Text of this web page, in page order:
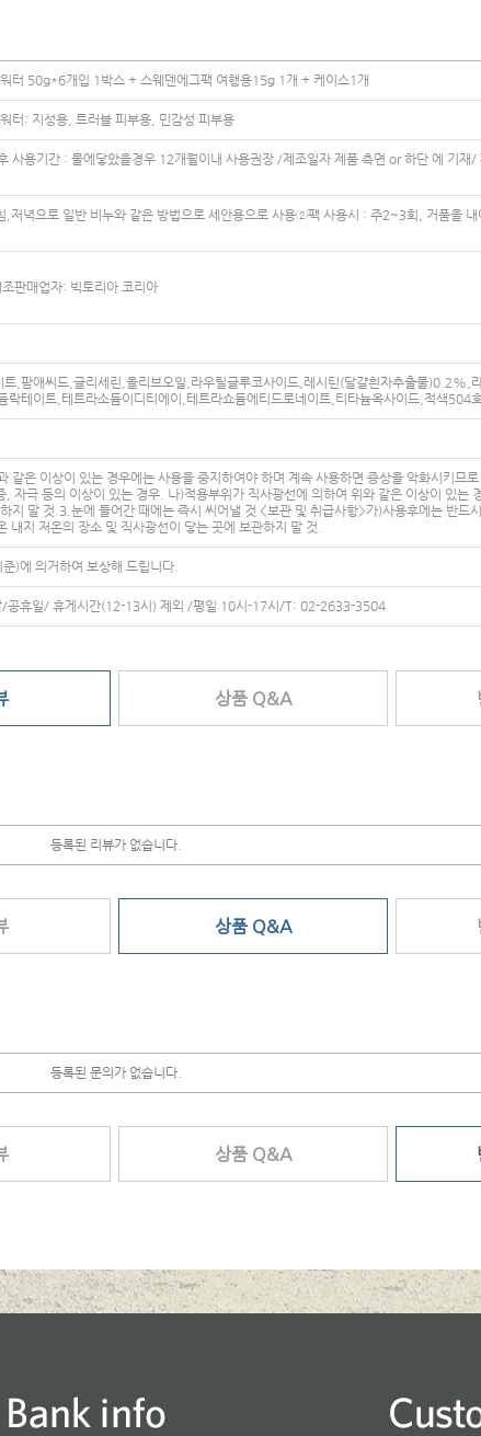
터 50g*6개입 1박스 + 스웨덴에그팩 여행용15g 1개 + 케이스1개
터: 지성용, 트러블 피부용, 민감성 피부용
사용기간 : 물에닿았을경우 12개월이내 사용권장 /제조일자 제품 측면 or 하단 에 기
저녁으로 일반 비누와 같은 방법으로 세안용으로 사용②팩 사용시 : 주2~3회, 거품을 내
판매업자: 빅토리아 코리아
,팜애씨드,글리세린,올리브오일,라우릴글루코사이드,레시틴(달걀흰자추출물)0.2%,
락테이트,테트라소듐이디티에이,테트라쇼듐에티드로네이트,티타늄옥사이드,적색504호
같은 이상이 있는 경우에는 사용을 중지하여야 하며 계속 사용하면 증상을 악화시키므
자극 등의 이상이 있는 경우. 나)적용부위가 직사광선에 의하여 위와 같은 이상이 있는
지 말 것.3.눈에 들어간 때에는 즉시 씨어낼 것 <보관 및 취급사항>가)사용후에는 반드
내지 저온의 장소 및 직사광선이 닿는 곳에 보관하지 말 것.
)에 의거하여 보상해 드립니다.
/공휴일/ 휴게시간(12-13시) 제외 /평일 10시-17시/T: 02-2633-3504
상품 Q&A
등록된 리뷰가 없습니다.
상품 Q&A
등록된 문의가 없습니다.
상품 Q&A